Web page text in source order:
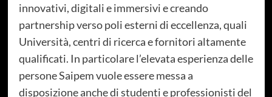
innovativi, digitali e immersivi e creando
partnership verso poli esterni di eccellenza, quali
Università, centri di ricerca e fornitori altamente
qualificati. In particolare l’elevata esperienza delle
persone Saipem vuole essere messa a
disposizione anche di studenti e professionisti del